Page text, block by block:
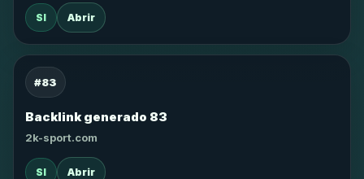
SI Abrir
#83
Backlink generado 83
2k-sport.com
SI Abrir